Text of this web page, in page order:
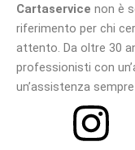
Cartaservice non è
riferimento per chi
attento. Da oltre 30
professionisti con
un’assistenza